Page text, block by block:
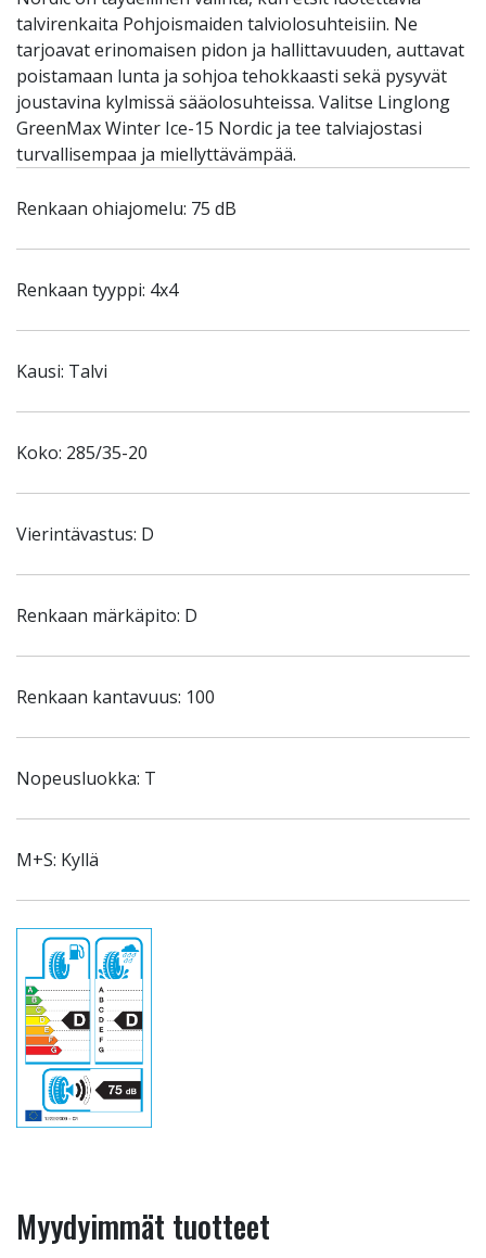
talvirenkaita Pohjoismaiden talviolosuhteisiin. Ne
tarjoavat erinomaisen pidon ja hallittavuuden, auttavat
poistamaan lunta ja sohjoa tehokkaasti sekä pysyvät
joustavina kylmissä sääolosuhteissa. Valitse Linglong
GreenMax Winter Ice-15 Nordic ja tee talviajostasi
turvallisempaa ja miellyttävämpää.
Renkaan ohiajomelu: 75 dB
Renkaan tyyppi: 4x4
Kausi: Talvi
Koko: 285/35-20
Vierintävastus: D
Renkaan märkäpito: D
Renkaan kantavuus: 100
Nopeusluokka: T
M+S: Kyllä
Myydyimmät tuotteet